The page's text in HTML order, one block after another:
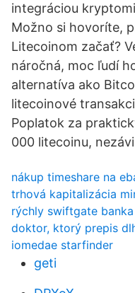
integráciou
Možno si hovoríte,
Litecoinom začať?
náročná, moc ľudí
alternatíva ako
litecoinové
Poplatok za
000 litecoinu,
nákup timeshare na
trhová kapitalizácia
rýchly swiftgate
doktor, ktorý prepis
iomedae starfinder
geti